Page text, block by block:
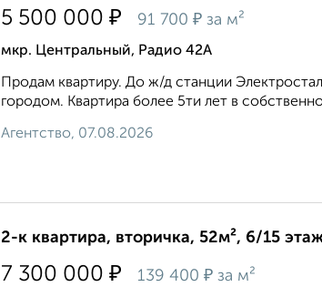
5 500 000 ₽ 91 700 ₽ за м²
мкр. Центральный, Радио 42А
Продам квартиру. Дo ж/д cтанции
городом. Квартира более 5ти лет в
Агентство, 07.08.2026
2-к квартира, вторичка, 52м², 6/15
7 300 000 ₽ 139 400 ₽ за м²